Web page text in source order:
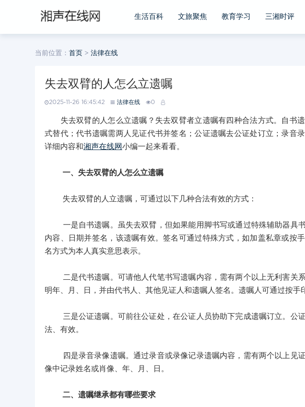
生活百科 文旅聚焦 教育学习 三湘时评
当前位置： 首页 > 法律在线
失去双臂的人怎么立遗嘱
2025-11-26 16:45:42 法律在线 0
失去双臂的人怎么立遗嘱？失去双臂者立遗嘱有四种合法方式。自书
式替代；代书遗嘱需两人见证代书并签名；公证遗嘱去公证处订立；录音
详细内容和湘声在线网小编一起来看看。
一、失去双臂的人怎么立遗嘱
失去双臂的人立遗嘱，可通过以下几种合法有效的方式：
一是自书遗嘱。虽失去双臂，但如果能用脚书写或通过特殊辅助器具
内容、日期并签名，该遗嘱有效。签名可通过特殊方式，如加盖私章或按
名方式为本人真实意思表示。
二是代书遗嘱。可请他人代笔书写遗嘱内容，需有两个以上无利害关
明年、月、日，并由代书人、其他见证人和遗嘱人签名。遗嘱人可通过按手
三是公证遗嘱。可前往公证处，在公证人员协助下完成遗嘱订立。公
法、有效。
四是录音录像遗嘱。通过录音或录像记录遗嘱内容，需有两个以上见
像中记录姓名或肖像、年、月、日。
二、遗嘱继承都有哪些要求